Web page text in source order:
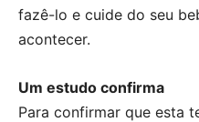
fazê-lo e cuide do seu
acontecer.
Um estudo confirma
Para confirmar que esta